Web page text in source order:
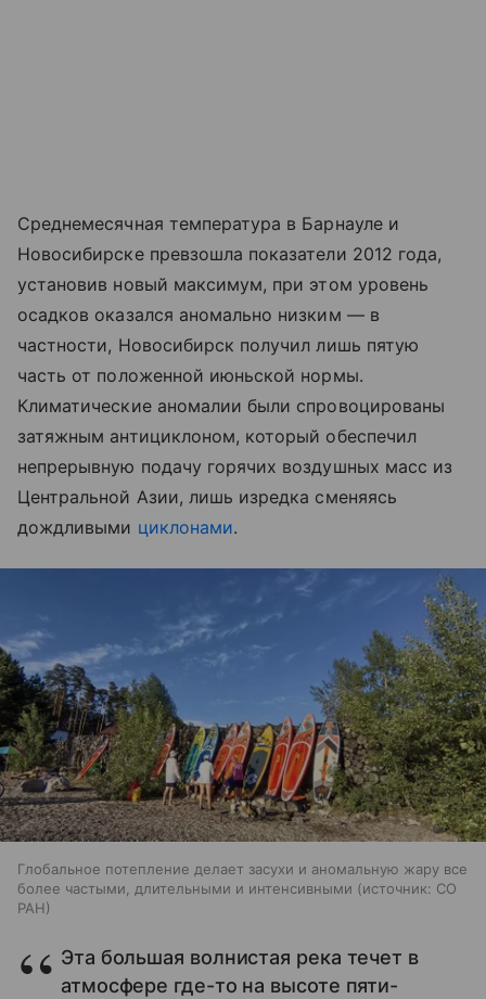
Среднемесячная температура в Барнауле и
Новосибирске превзошла показатели 2012 года,
установив новый максимум, при этом уровень
осадков оказался аномально низким — в
частности, Новосибирск получил лишь пятую
часть от положенной июньской нормы.
Климатические аномалии были спровоцированы
затяжным антициклоном, который обеспечил
непрерывную подачу горячих воздушных масс из
Центральной Азии, лишь изредка сменяясь
дождливыми циклонами.
Глобальное потепление делает засухи и аномальную жару все
более частыми, длительными и интенсивными
источник: СО
РАН
Эта большая волнистая река течет в
атмосфере где-то на высоте пяти-